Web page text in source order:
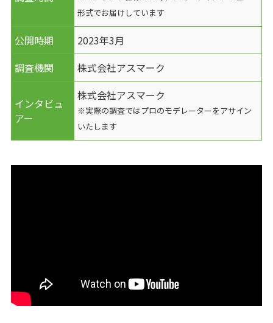
形式でお届けしています
公開時期
2023年3月
調査機関
株式会社アスマーク
インタビュ
アー
株式会社アスマーク
※実際の調査ではプロのモデレーターをアサイン
いたします